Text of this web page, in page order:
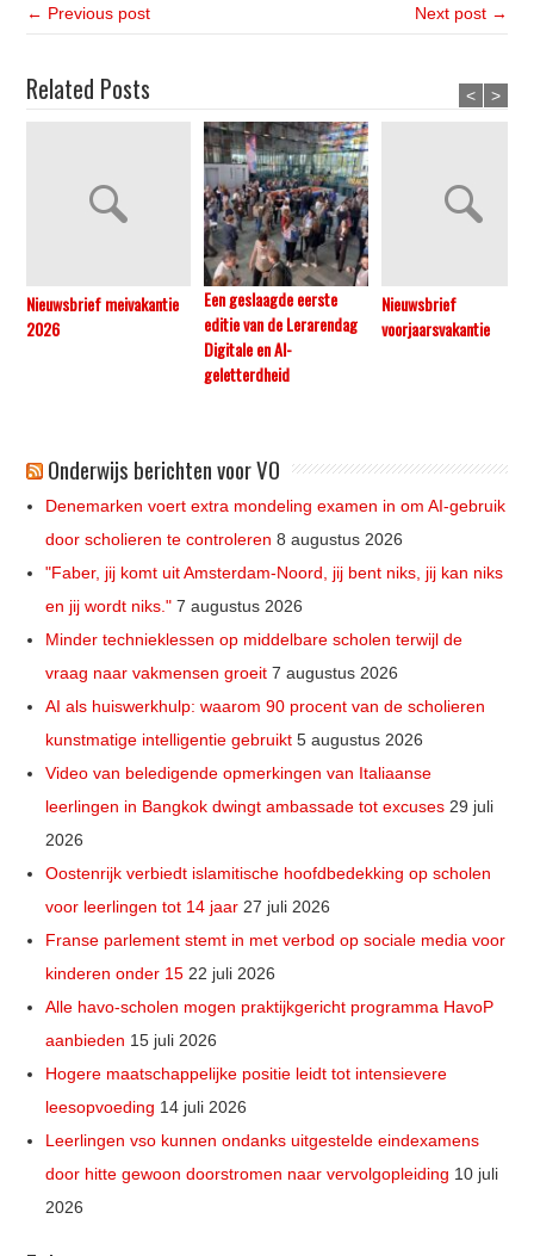
← Previous post Next post →
Related Posts
Nieuwsbrief meivakantie
2026
Een geslaagde eerste
editie van de Lerarendag
Digitale en AI-
geletterdheid
Nieuwsbrief
voorjaarsvakantie
< >
Onderwijs berichten voor VO
Denemarken voert extra mondeling examen in om AI-gebruik
door scholieren te controleren 8 augustus 2026
"Faber, jij komt uit Amsterdam-Noord, jij bent niks, jij kan niks
en jij wordt niks." 7 augustus 2026
Minder technieklessen op middelbare scholen terwijl de
vraag naar vakmensen groeit 7 augustus 2026
AI als huiswerkhulp: waarom 90 procent van de scholieren
kunstmatige intelligentie gebruikt 5 augustus 2026
Video van beledigende opmerkingen van Italiaanse
leerlingen in Bangkok dwingt ambassade tot excuses 29 juli
2026
Oostenrijk verbiedt islamitische hoofdbedekking op scholen
voor leerlingen tot 14 jaar 27 juli 2026
Franse parlement stemt in met verbod op sociale media voor
kinderen onder 15 22 juli 2026
Alle havo-scholen mogen praktijkgericht programma HavoP
aanbieden 15 juli 2026
Hogere maatschappelijke positie leidt tot intensievere
leesopvoeding 14 juli 2026
Leerlingen vso kunnen ondanks uitgestelde eindexamens
door hitte gewoon doorstromen naar vervolgopleiding 10 juli
2026